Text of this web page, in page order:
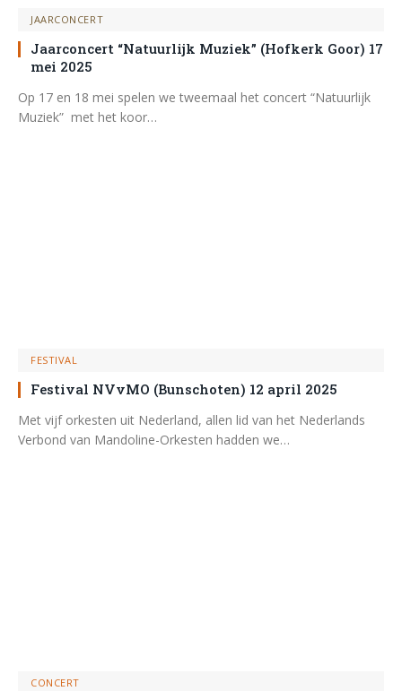
JAARCONCERT
Jaarconcert “Natuurlijk Muziek” (Hofkerk Goor) 17
mei 2025
Op 17 en 18 mei spelen we tweemaal het concert “Natuurlijk
Muziek” met het koor…
FESTIVAL
Festival NVvMO (Bunschoten) 12 april 2025
Met vijf orkesten uit Nederland, allen lid van het Nederlands
Verbond van Mandoline-Orkesten hadden we…
CONCERT